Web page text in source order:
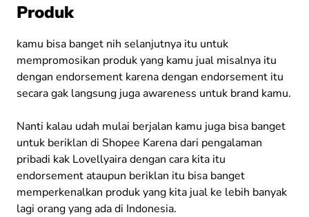
Produk
kamu bisa banget nih selanjutnya itu untuk
mempromosikan produk yang kamu jual misalnya itu
dengan endorsement karena dengan endorsement itu
secara gak langsung juga awareness untuk brand kamu.
Nanti kalau udah mulai berjalan kamu juga bisa banget
untuk beriklan di Shopee Karena dari pengalaman
pribadi kak Lovellyaira dengan cara kita itu
endorsement ataupun beriklan itu bisa banget
memperkenalkan produk yang kita jual ke lebih banyak
lagi orang yang ada di Indonesia.